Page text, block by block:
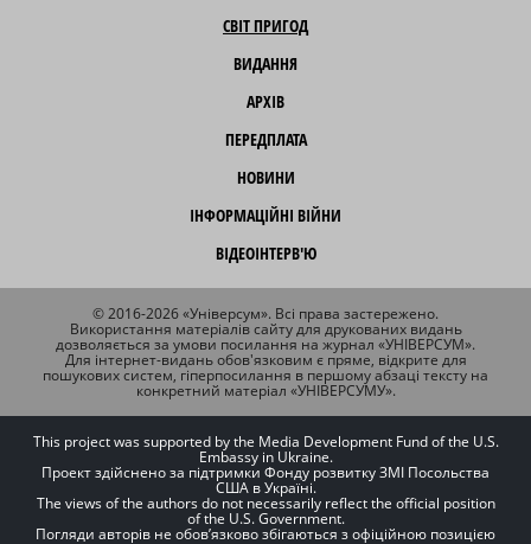
СВІТ ПРИГОД
ВИДАННЯ
АРХІВ
ПЕРЕДПЛАТА
НОВИНИ
ІНФОРМАЦІЙНІ ВІЙНИ
ВІДЕОІНТЕРВ'Ю
© 2016-2026 «Універсум». Всі права застережено.
Використання матеріалів сайту для друкованих видань
дозволяється за умови посилання на журнал «УНІВЕРСУМ».
Для інтернет-видань обов'язковим є пряме, відкрите для
пошукових систем, гіперпосилання в першому абзаці тексту на
конкретний матеріал «УНІВЕРСУМУ».
This project was supported by the Media Development Fund of the U.S.
Embassy in Ukraine.
Проект здійснено за підтримки Фонду розвитку ЗМІ Посольства
США в Україні.
The views of the authors do not necessarily reflect the official position
of the U.S. Government.
Погляди авторів не обов’язково збігаються з офіційною позицією